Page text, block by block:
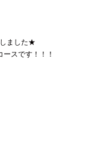
ました★
スです！！！